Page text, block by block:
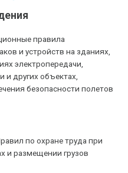
правила
и устройств на зданиях,
электропередачи,
других объектах,
безопасности полетов
по охране труда при
и размещении грузов